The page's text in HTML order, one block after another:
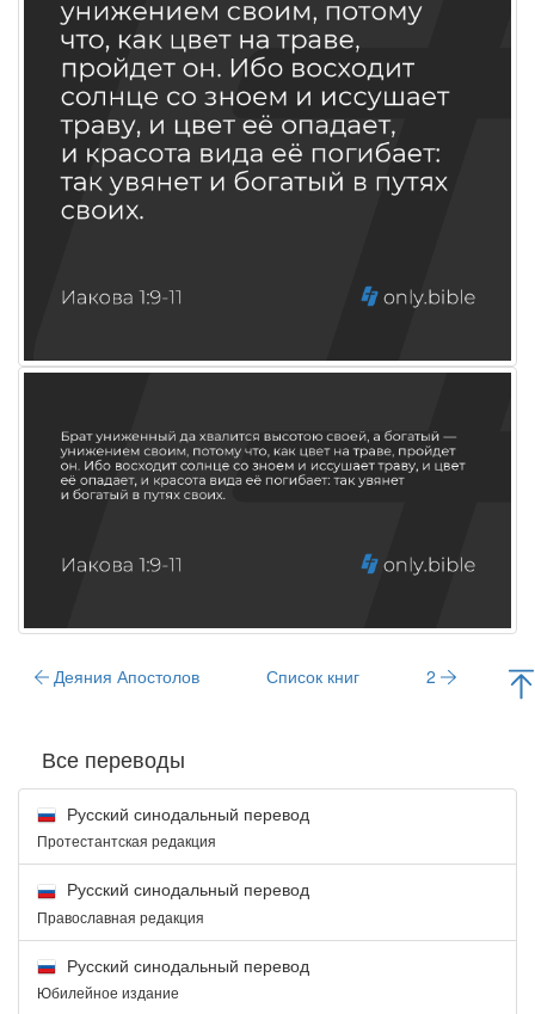
Деяния Апостолов Список книг 2
Все переводы
Русский синодальный перевод
Протестантская редакция
Русский синодальный перевод
Православная редакция
Русский синодальный перевод
Юбилейное издание